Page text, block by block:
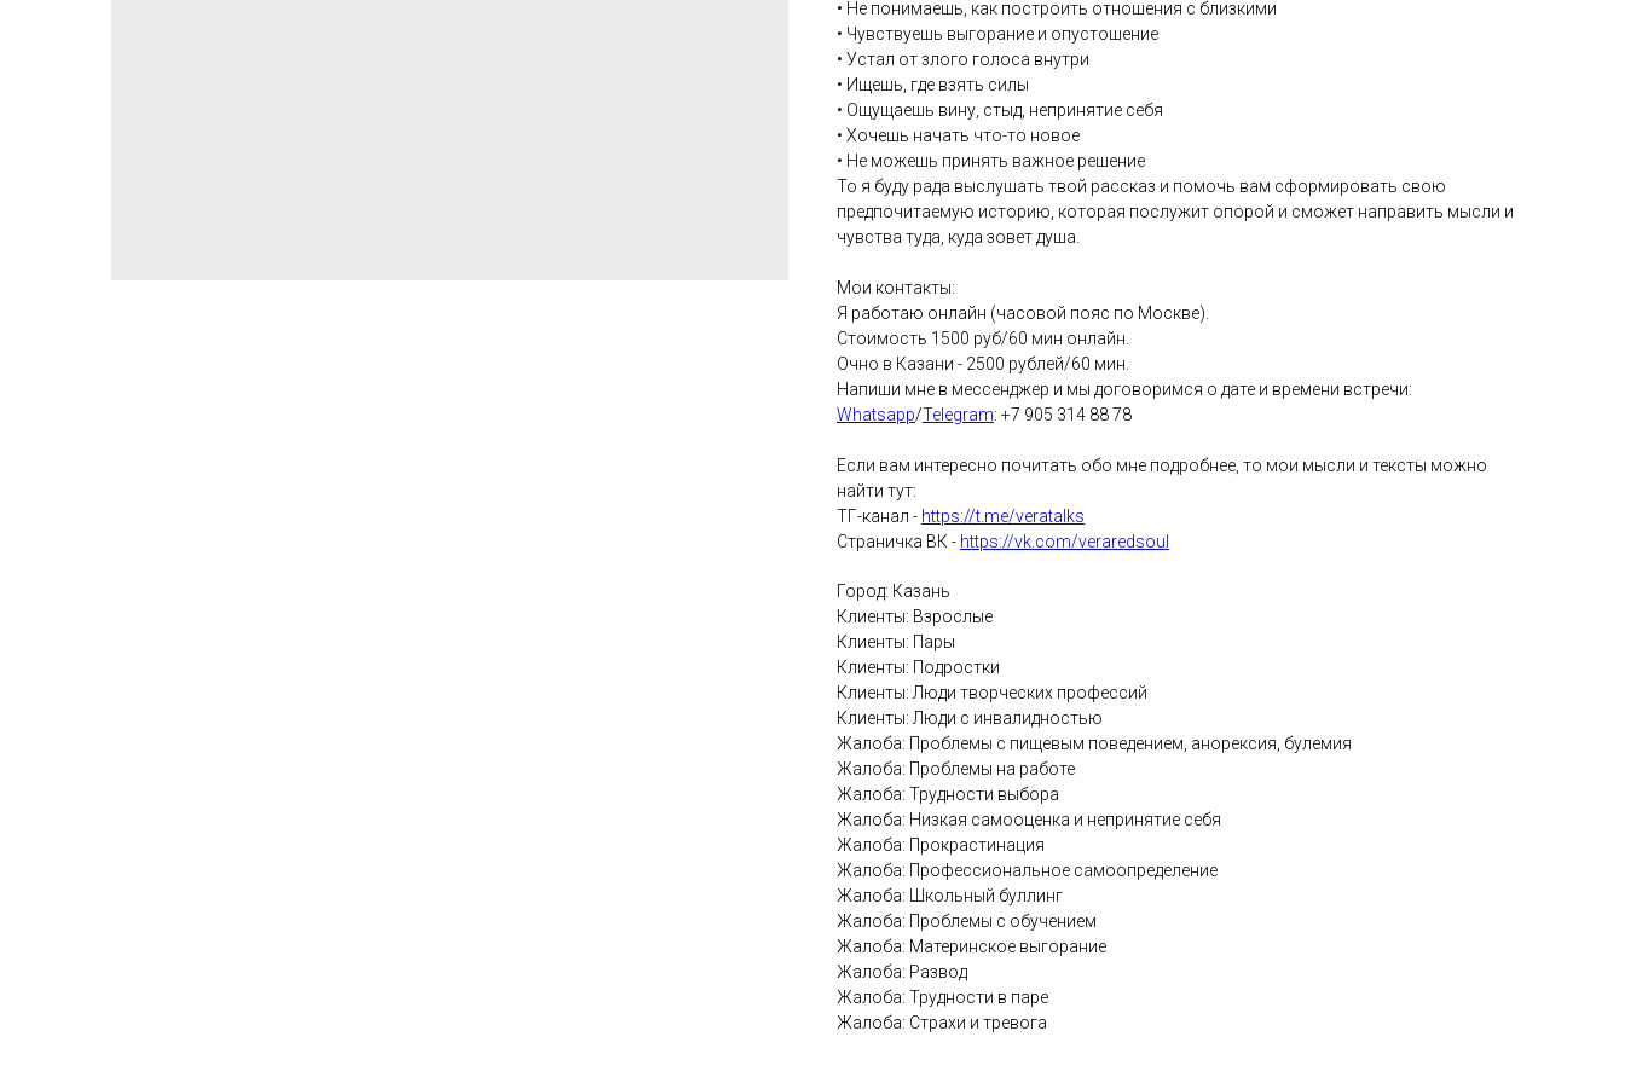
• Не понимаешь, как построить отношения с близкими
• Чувствуешь выгорание и опустошение
• Устал от злого голоса внутри
• Ищешь, где взять силы
• Ощущаешь вину, стыд, непринятие себя
• Хочешь начать что-то новое
• Не можешь принять важное решение
То я буду рада выслушать твой рассказ и помочь вам сформировать свою
предпочитаемую историю, которая послужит опорой и сможет направить мысли и
чувства туда, куда зовет душа.
Мои контакты:
Я работаю онлайн (часовой пояс по Москве).
Стоимость 1500 руб/60 мин онлайн.
Очно в Казани - 2500 рублей/60 мин.
Напиши мне в мессенджер и мы договоримся о дате и времени встречи:
Whatsapp/Telegram: +7 905 314 88 78
Если вам интересно почитать обо мне подробнее, то мои мысли и тексты можно
найти тут:
ТГ-канал - https://t.me/veratalks
Страничка ВК - https://vk.com/veraredsoul
Город: Казань
Клиенты: Взрослые
Клиенты: Пары
Клиенты: Подростки
Клиенты: Люди творческих профессий
Клиенты: Люди с инвалидностью
Жалоба: Проблемы с пищевым поведением, анорексия, булемия
Жалоба: Проблемы на работе
Жалоба: Трудности выбора
Жалоба: Низкая самооценка и непринятие себя
Жалоба: Прокрастинация
Жалоба: Профессиональное самоопределение
Жалоба: Школьный буллинг
Жалоба: Проблемы с обучением
Жалоба: Материнское выгорание
Жалоба: Развод
Жалоба: Трудности в паре
Жалоба: Страхи и тревога